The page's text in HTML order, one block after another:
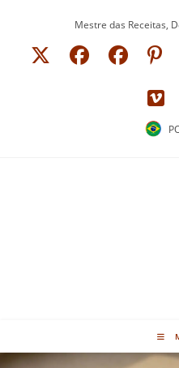
Mestre das Receitas,